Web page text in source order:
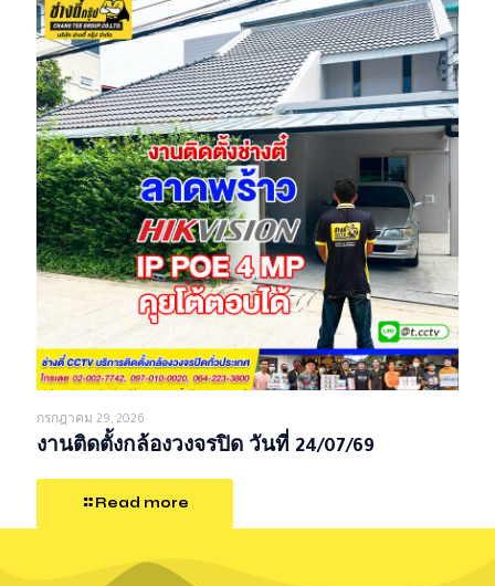
กรกฎาคม 29, 2026
งานติดตั้งกล้องวงจรปิด วันที่ 24/07/69
Read more